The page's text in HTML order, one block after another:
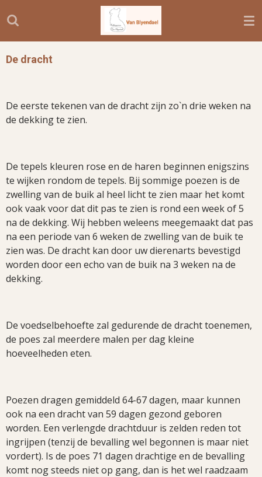
direct
naar
de
De dracht
De eerste tekenen van de dracht zijn zo`n drie weken na
de dekking te zien.
De tepels kleuren rose en de haren beginnen enigszins
te wijken rondom de tepels. Bij sommige poezen is de
zwelling van de buik al heel licht te zien maar het komt
ook vaak voor dat dit pas te zien is rond een week of 5
na de dekking. Wij hebben weleens meegemaakt dat pas
na een periode van 6 weken de zwelling van de buik te
zien was. De dracht kan door uw dierenarts bevestigd
worden door een echo van de buik na 3 weken na de
dekking.
De voedselbehoefte zal gedurende de dracht toenemen,
de poes zal meerdere malen per dag kleine
hoeveelheden eten.
Poezen dragen gemiddeld 64-67 dagen, maar kunnen
ook na een dracht van 59 dagen gezond geboren
worden. Een verlengde drachtduur is zelden reden tot
ingrijpen (tenzij de bevalling wel begonnen is maar niet
vordert). Is de poes 71 dagen drachtige en de bevalling
komt nog steeds niet op gang, dan is het wel raadzaam